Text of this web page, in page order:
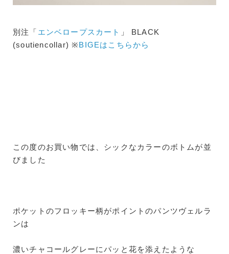
別注「 エンベロープスカート 」 BLACK
(soutiencollar) ※BIGEはこちらから
この度のお買い物では、シックなカラーのボトムが並
びました
ポケットのフロッキー柄がポイントのパンツヴェルラ
ンは
濃いチャコールグレーにパッと花を添えたような